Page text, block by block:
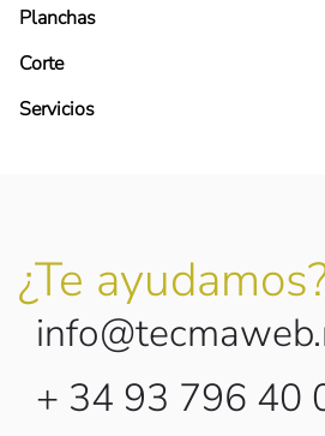
Planchas
Corte
Servicios
¿Te
+ 34 93 796 40